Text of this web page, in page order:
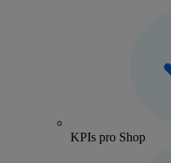
KPIs pro Shop